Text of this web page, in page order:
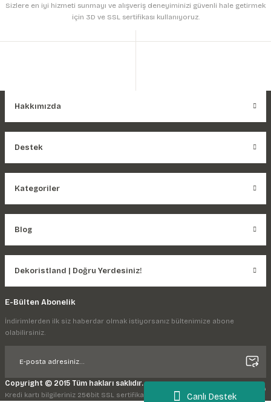
Canlı Destek
Sizlere en iyi hizmeti sunmayı ve alışveriş deneyiminizi güvenli hale getirmek
için 3D ve SSL sertifikası kullanıyoruz.
Hakkımızda
Destek
Kategoriler
Blog
Dekoristland | Doğru Yerdesiniz!
E-Bülten Abonelik
İndirimlerden ilk siz haberdar olmak istiyorsanız bültenimize abone
olabilirsiniz.
Copyright © 2015 Tüm hakları saklıdır.
Kredi kartı bilgileriniz 256bit SSL sertifikası ile korunmaktadır.